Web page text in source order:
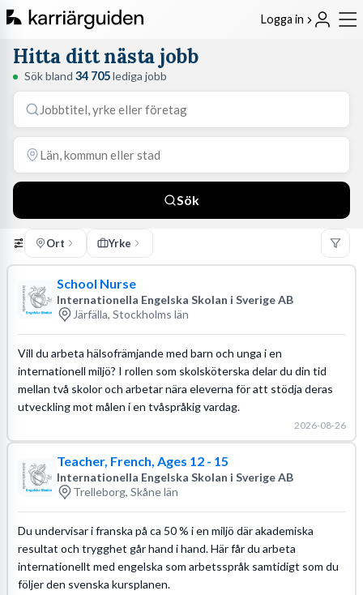
Logga in
Hitta ditt nästa jobb
Sök bland 34 705lediga jobb
Sök
Ort Yrke
School Nurse
Internationella Engelska Skolan i Sverige AB
Järfälla, Stockholms län
Vill du arbeta hälsofrämjande med barn och unga i en
internationell miljö? I rollen som skolsköterska delar du din tid
mellan två skolor och arbetar nära eleverna för att stödja deras
utveckling mot målen i en tvåspråkig vardag.
2026-08-26
Teacher, French, Ages 12 - 15
Internationella Engelska Skolan i Sverige AB
Trelleborg, Skåne län
Du undervisar i franska på ca 50 % i en miljö där akademiska
resultat och trygghet går hand i hand. Här får du arbeta
internationellt med engelska som arbetsspråk samtidigt som du
följer den svenska kursplanen.